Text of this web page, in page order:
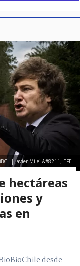
| Javier Milei &#8211; EFE
hectáreas
y
en
desde